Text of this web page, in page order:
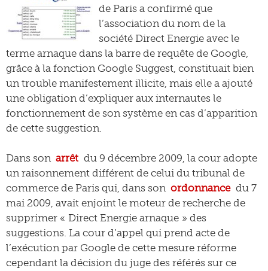
de Paris a confirmé que
l’association du nom de la
société Direct Energie avec le
terme arnaque dans la barre de requête de Google,
grâce à la fonction Google Suggest, constituait bien
un trouble manifestement illicite, mais elle a ajouté
une obligation d’expliquer aux internautes le
fonctionnement de son système en cas d’apparition
de cette suggestion.
Dans son arrêt du 9 décembre 2009, la cour adopte
un raisonnement différent de celui du tribunal de
commerce de Paris qui, dans son ordonnance du 7
mai 2009, avait enjoint le moteur de recherche de
supprimer « Direct Energie arnaque » des
suggestions. La cour d’appel qui prend acte de
l’exécution par Google de cette mesure réforme
cependant la décision du juge des référés sur ce